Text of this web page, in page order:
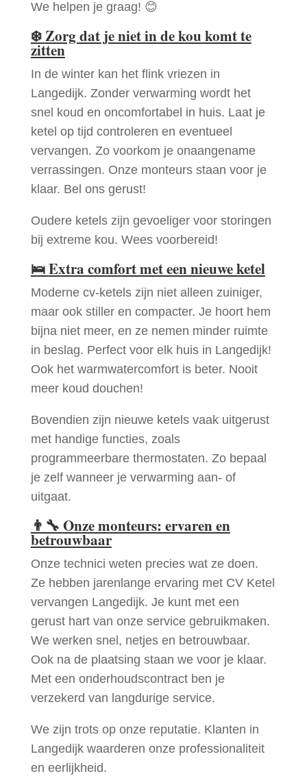
We helpen je graag! 😊
❄️Zorg dat je niet in de kou komt te
zitten
In de winter kan het flink vriezen in
Langedijk. Zonder verwarming wordt het
snel koud en oncomfortabel in huis. Laat je
ketel op tijd controleren en eventueel
vervangen. Zo voorkom je onaangename
verrassingen. Onze monteurs staan voor je
klaar. Bel ons gerust!
Oudere ketels zijn gevoeliger voor storingen
bij extreme kou. Wees voorbereid!
🛌Extra comfort met een nieuwe ketel
Moderne cv-ketels zijn niet alleen zuiniger,
maar ook stiller en compacter. Je hoort hem
bijna niet meer, en ze nemen minder ruimte
in beslag. Perfect voor elk huis in Langedijk!
Ook het warmwatercomfort is beter. Nooit
meer koud douchen!
Bovendien zijn nieuwe ketels vaak uitgerust
met handige functies, zoals
programmeerbare thermostaten. Zo bepaal
je zelf wanneer je verwarming aan- of
uitgaat.
👨‍🔧 Onze monteurs: ervaren en
betrouwbaar
Onze technici weten precies wat ze doen.
Ze hebben jarenlange ervaring met CV Ketel
vervangen Langedijk. Je kunt met een
gerust hart van onze service gebruikmaken.
We werken snel, netjes en betrouwbaar.
Ook na de plaatsing staan we voor je klaar.
Met een onderhoudscontract ben je
verzekerd van langdurige service.
We zijn trots op onze reputatie. Klanten in
Langedijk waarderen onze professionaliteit
en eerlijkheid.